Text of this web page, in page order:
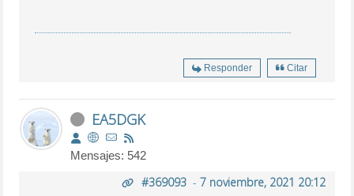
Responder Citar
EA5DGK
Mensajes: 542
#369093- 7 noviembre, 2021 20:12